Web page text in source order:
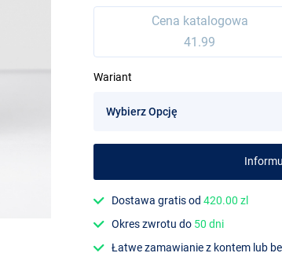
Cena katalogowa
41.99
Wariant
Dostawa gratis od420.00 zl
Okres zwrotu do 50 dni
Łatwe zamawianie z kontem lub